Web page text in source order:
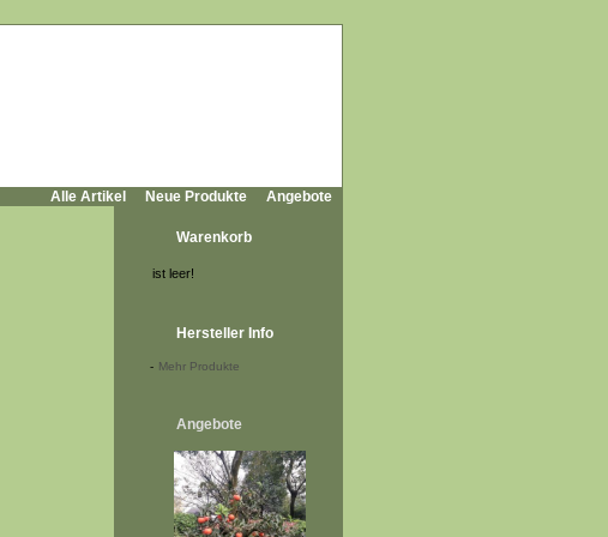
Alle Artikel Neue Produkte Angebote
Warenkorb
ist leer!
Hersteller Info
- Mehr Produkte
Angebote